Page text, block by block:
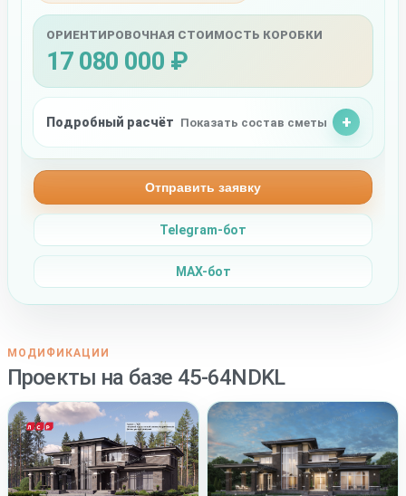
ОРИЕНТИРОВОЧНАЯ СТОИМОСТЬ КОРОБКИ
17 080 000 ₽
Подробный расчёт Показать состав сметы
Отправить заявку
Telegram-бот
MAX-бот
МОДИФИКАЦИИ
Проекты на базе 45-64NDKL